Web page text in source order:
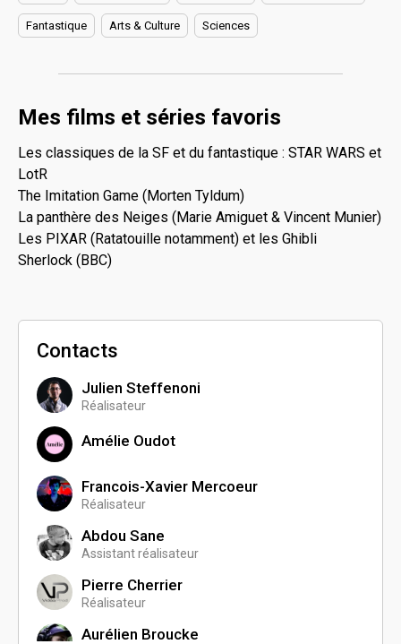
Fantastique Arts & Culture Sciences
Mes films et séries favoris
Les classiques de la SF et du fantastique : STAR WARS et
LotR
The Imitation Game (Morten Tyldum)
La panthère des Neiges (Marie Amiguet & Vincent Munier)
Les PIXAR (Ratatouille notamment) et les Ghibli
Sherlock (BBC)
Contacts
Julien Steffenoni
Réalisateur
Amélie Oudot
Francois-Xavier Mercoeur
Réalisateur
Abdou Sane
Assistant réalisateur
Pierre Cherrier
Réalisateur
Aurélien Broucke